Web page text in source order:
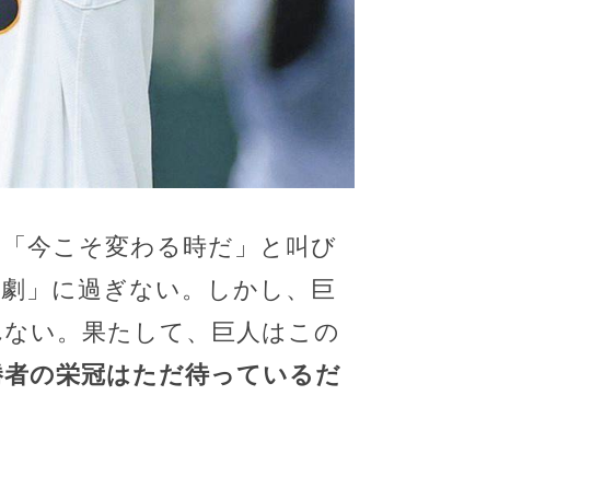
今こそ変わる時だ」と叫び
」に過ぎない。しかし、巨
い。果たして、巨人はこの
者の栄冠はただ待っているだ